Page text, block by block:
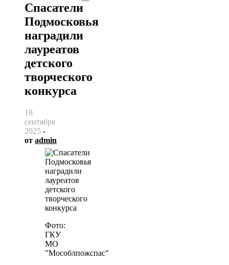
Спасатели
Подмосковья
наградили
лауреатов
детского
творческого
конкурса
18
сентября
2025 -
от admin
Фото:
ГКУ
МО
"Мособлпожспас"